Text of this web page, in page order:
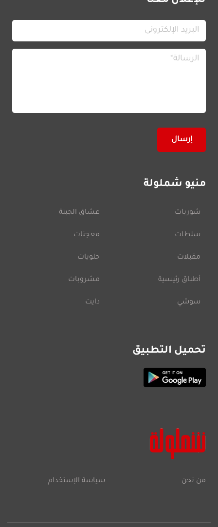
منيو شملولة
شوربات
سلطات
مقبلات
أطباق رئيسية
سوشي
عشاق الجبنة
معجنات
حلويات
مشروبات
دايت
تحميل التطبيق
من نحن سياسة الإستخدام